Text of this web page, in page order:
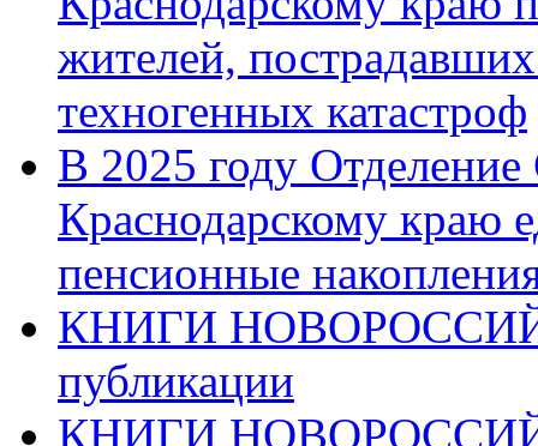
жителей,
техногенных катастроф
В 2025 году
Краснодарскому краю
пенсионные
КНИГИ
публикации
КНИГИ